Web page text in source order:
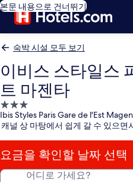
본문 내용으로 건너뛰기
숙박 시설 모두 보기
이비스 스타일스
트 마젠타
3.0
성
급
숙
박
시
Ibis Styles Paris Gare de l'Est
캐널 상 마탕에서 쉽게 갈 수 있으면
요금을 확인할 날짜 선택
어디로 가세요?